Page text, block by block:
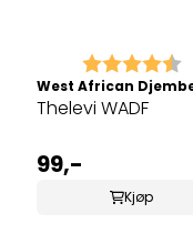
Karakter:
West African
Thelevi WADF
99,-
Kjøp